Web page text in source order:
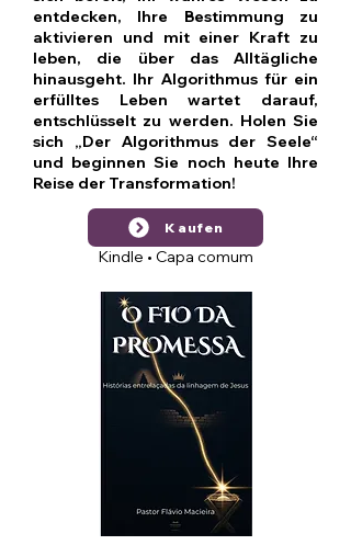
entdecken, Ihre Bestimmung zu
aktivieren und mit einer Kraft zu
leben, die über das Alltägliche
hinausgeht. Ihr Algorithmus für ein
erfülltes Leben wartet darauf,
entschlüsselt zu werden. Holen Sie
sich „Der Algorithmus der Seele“
und beginnen Sie noch heute Ihre
Reise der Transformation!
Kaufen
Kindle • Capa comum